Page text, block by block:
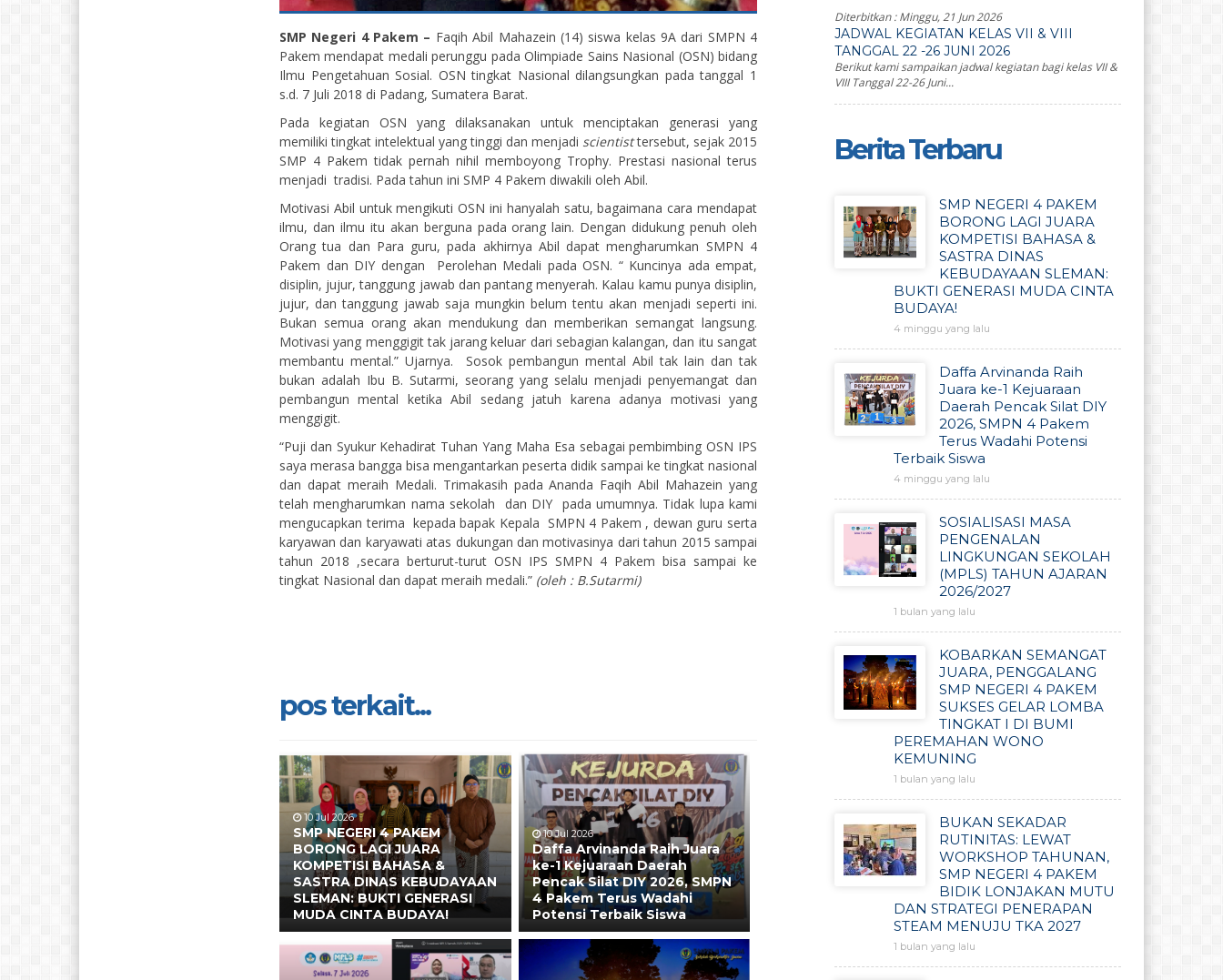
SMP Negeri 4 Pakem – Faqih Abil Mahazein (14) siswa kelas 9A dari SMPN 4
Pakem mendapat medali perunggu pada Olimpiade Sains Nasional (OSN) bidang
Ilmu Pengetahuan Sosial. OSN tingkat Nasional dilangsungkan pada tanggal 1
s.d. 7 Juli 2018 di Padang, Sumatera Barat.
Pada kegiatan OSN yang dilaksanakan untuk menciptakan generasi yang
memiliki tingkat intelektual yang tinggi dan menjadi scientisttersebut, sejak 2015
SMP 4 Pakem tidak pernah nihil memboyong Trophy. Prestasi nasional terus
menjadi tradisi. Pada tahun ini SMP 4 Pakem diwakili oleh Abil.
Motivasi Abil untuk mengikuti OSN ini hanyalah satu, bagaimana cara mendapat
ilmu, dan ilmu itu akan berguna pada orang lain. Dengan didukung penuh oleh
Orang tua dan Para guru, pada akhirnya Abil dapat mengharumkan SMPN 4
Pakem dan DIY dengan Perolehan Medali pada OSN. “ Kuncinya ada empat,
disiplin, jujur, tanggung jawab dan pantang menyerah. Kalau kamu punya disiplin,
jujur, dan tanggung jawab saja mungkin belum tentu akan menjadi seperti ini.
Bukan semua orang akan mendukung dan memberikan semangat langsung.
Motivasi yang menggigit tak jarang keluar dari sebagian kalangan, dan itu sangat
membantu mental.” Ujarnya. Sosok pembangun mental Abil tak lain dan tak
bukan adalah Ibu B. Sutarmi, seorang yang selalu menjadi penyemangat dan
pembangun mental ketika Abil sedang jatuh karena adanya motivasi yang
menggigit.
“Puji dan Syukur Kehadirat Tuhan Yang Maha Esa sebagai pembimbing OSN IPS
saya merasa bangga bisa mengantarkan peserta didik sampai ke tingkat nasional
dan dapat meraih Medali. Trimakasih pada Ananda Faqih Abil Mahazein yang
telah mengharumkan nama sekolah dan DIY pada umumnya. Tidak lupa kami
mengucapkan terima kepada bapak Kepala SMPN 4 Pakem , dewan guru serta
karyawan dan karyawati atas dukungan dan motivasinya dari tahun 2015 sampai
tahun 2018 ,secara berturut-turut OSN IPS SMPN 4 Pakem bisa sampai ke
tingkat Nasional dan dapat meraih medali.” (oleh : B.Sutarmi)
pos terkait...
10 Jul 2026
SMP NEGERI 4 PAKEM
BORONG LAGI JUARA
KOMPETISI BAHASA &
SASTRA DINAS KEBUDAYAAN
SLEMAN: BUKTI GENERASI
MUDA CINTA BUDAYA!
10 Jul 2026
Daffa Arvinanda Raih Juara
ke-1 Kejuaraan Daerah
Pencak Silat DIY 2026, SMPN
4 Pakem Terus Wadahi
Potensi Terbaik Siswa
Diterbitkan :Minggu, 21 Jun 2026
JADWAL KEGIATAN KELAS VII & VIII
TANGGAL 22 -26 JUNI 2026
Berikut kami sampaikan jadwal kegiatan bagi kelas VII &
VIII Tanggal 22-26 Juni...
Berita Terbaru
SMP NEGERI 4 PAKEM
BORONG LAGI JUARA
KOMPETISI BAHASA &
SASTRA DINAS
KEBUDAYAAN SLEMAN:
BUKTI GENERASI MUDA CINTA
BUDAYA!
4 minggu yang lalu
Daffa Arvinanda Raih
Juara ke-1 Kejuaraan
Daerah Pencak Silat DIY
2026, SMPN 4 Pakem
Terus Wadahi Potensi
Terbaik Siswa
4 minggu yang lalu
SOSIALISASI MASA
PENGENALAN
LINGKUNGAN SEKOLAH
(MPLS) TAHUN AJARAN
2026/2027
1 bulan yang lalu
KOBARKAN SEMANGAT
JUARA, PENGGALANG
SMP NEGERI 4 PAKEM
SUKSES GELAR LOMBA
TINGKAT I DI BUMI
PEREMAHAN WONO
KEMUNING
1 bulan yang lalu
BUKAN SEKADAR
RUTINITAS: LEWAT
WORKSHOP TAHUNAN,
SMP NEGERI 4 PAKEM
BIDIK LONJAKAN MUTU
DAN STRATEGI PENERAPAN
STEAM MENUJU TKA 2027
1 bulan yang lalu